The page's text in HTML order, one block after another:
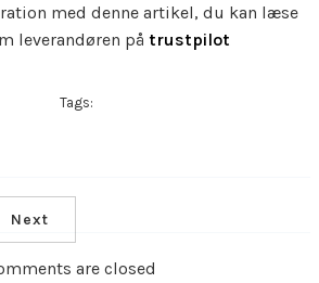
med denne artikel, du kan læse
leverandøren på trustpilot
Tags:
Next
are closed